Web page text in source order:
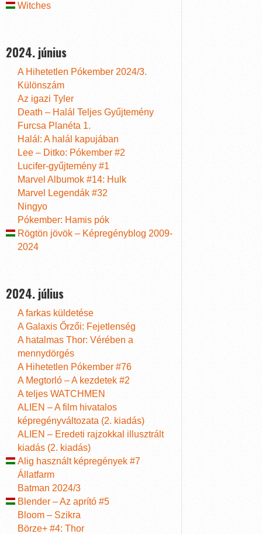
Witches
2024. június
A Hihetetlen Pókember 2024/3.
Különszám
Az igazi Tyler
Death – Halál Teljes Gyűjtemény
Furcsa Planéta 1.
Halál: A halál kapujában
Lee – Ditko: Pókember #2
Lucifer-gyűjtemény #1
Marvel Albumok #14: Hulk
Marvel Legendák #32
Ningyo
Pókember: Hamis pók
Rögtön jövök – Képregényblog 2009-
2024
2024. július
A farkas küldetése
A Galaxis Őrzői: Fejetlenség
A hatalmas Thor: Vérében a
mennydörgés
A Hihetetlen Pókember #76
A Megtorló – A kezdetek #2
A teljes WATCHMEN
ALIEN – A film hivatalos
képregényváltozata (2. kiadás)
ALIEN – Eredeti rajzokkal illusztrált
kiadás (2. kiadás)
Alig használt képregények #7
Állatfarm
Batman 2024/3
Blender – Az aprító #5
Bloom – Szikra
Börze+ #4: Thor